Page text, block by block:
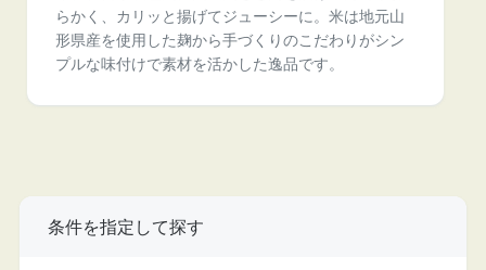
らかく、カリッと揚げてジューシーに。米は地元山
形県産を使用した麹から手づくりのこだわりがシン
プルな味付けで素材を活かした逸品です。
条件を指定して探す